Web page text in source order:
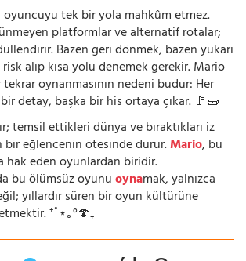
oyuncuyu tek bir yola mahkûm etmez.
platformlar ve alternatif rotalar;
Bazen geri dönmek, bazen yukarı
alıp kısa yolu denemek gerekir. Mario
oynanmasının nedeni budur: Her
detay, başka bir his ortaya çıkar. 🚩🧱
temsil ettikleri dünya ve bıraktıkları iz
bir eğlencenin ötesinde durur.Mario, bu
hak eden oyunlardan biridir.
bu ölümsüz oyunuoynamak, yalnızca
yıllardır süren bir oyun kültürüne
⁺˚⋆｡°🍄₊